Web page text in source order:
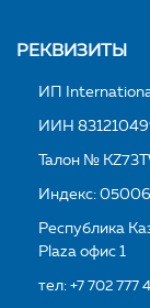
РЕКВИЗИТЫ
ИП
ИИН
Талон №
Индекс:
Республика
Plaza офис 1
тел:+7 702 777